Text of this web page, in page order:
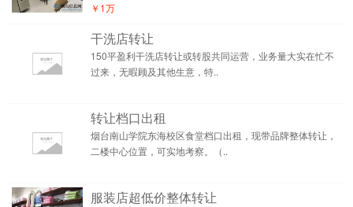
￥1万
干洗店转让
150平盈利干洗店转让或转股共同运营，业务量大实在忙不
过来，无暇顾及其他生意，特..
转让档口出租
烟台南山学院东海校区食堂档口出租，现带品牌整体转让，
二楼中心位置，可实地考察。（..
服装店超低价整体转让